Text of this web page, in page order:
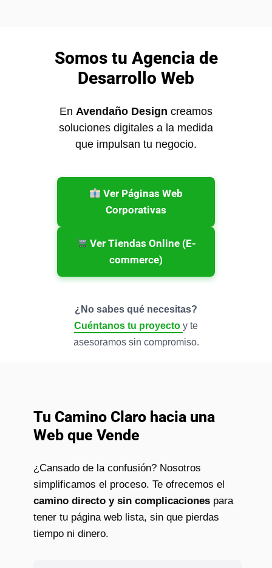
Somos tu Agencia de
Desarrollo Web
En Avendaño Design creamos
soluciones digitales a la medida
que impulsan tu negocio.
Ver Páginas Web
Corporativas
Ver Tiendas Online (E-
commerce)
¿No sabes qué necesitas?
Cuéntanos tu proyecto y te
asesoramos sin compromiso.
Tu Camino Claro hacia una
Web que Vende
¿Cansado de la confusión? Nosotros
simplificamos el proceso. Te ofrecemos el
camino directo y sin complicaciones para
tener tu página web lista, sin que pierdas
tiempo ni dinero.